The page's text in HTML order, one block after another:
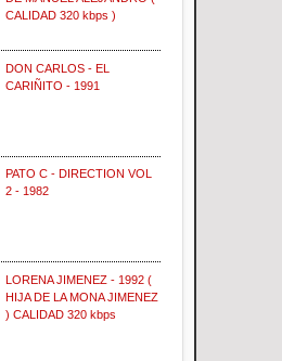
CALIDAD 320 kbps )
DON CARLOS - EL
CARIÑITO - 1991
PATO C - DIRECTION VOL
2 - 1982
LORENA JIMENEZ - 1992 (
HIJA DE LA MONA JIMENEZ
) CALIDAD 320 kbps